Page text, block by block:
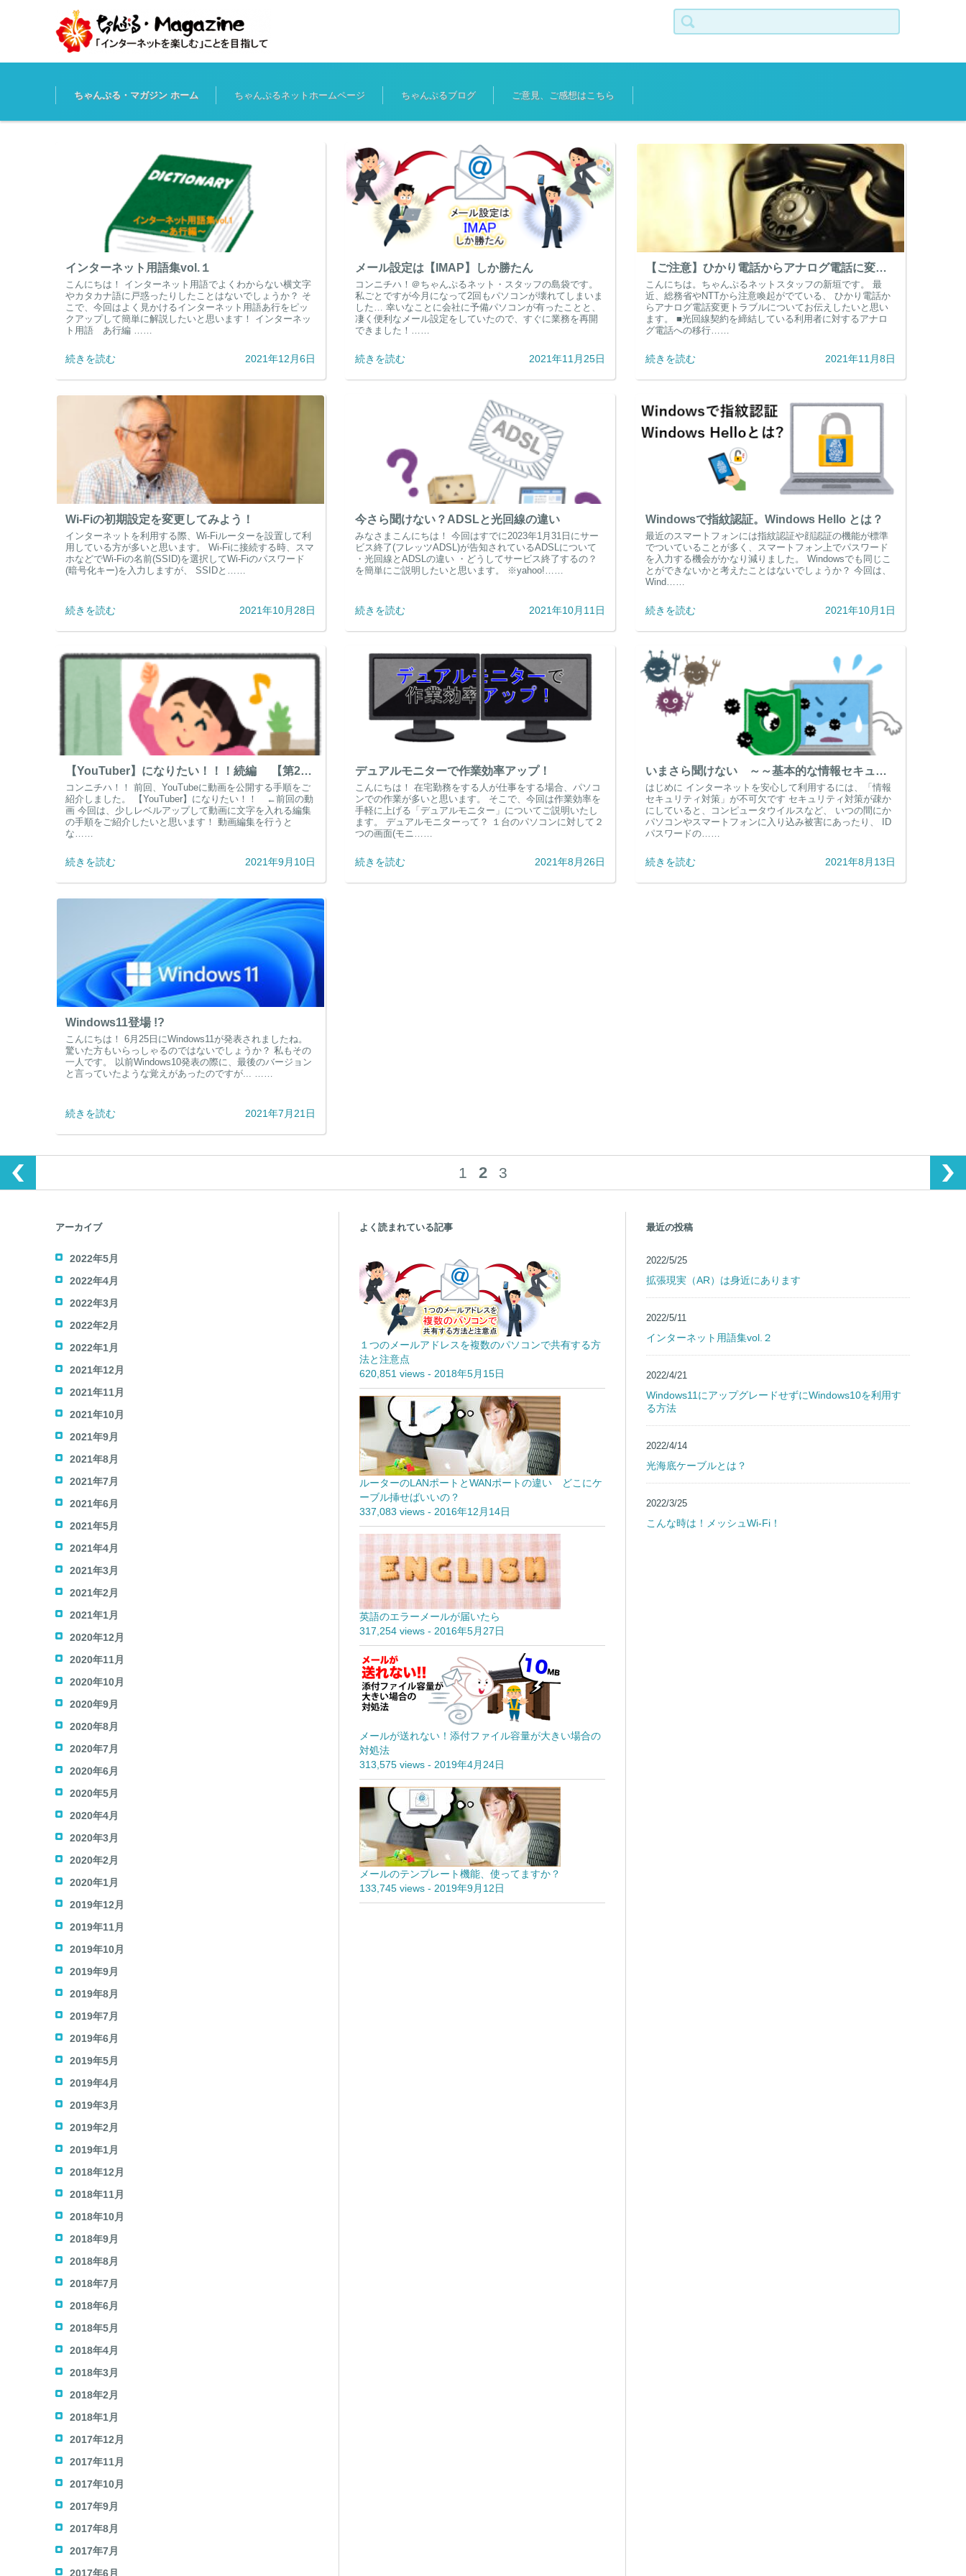
検索:
ちゃんぷる・マガジン ホーム ちゃんぷるネットホームページ ちゃんぷるブログ ご意見、ご感想はこちら
インターネット用語集vol.１
こんにちは！ インターネット用語でよくわからない横文字
やカタカナ語に戸惑ったりしたことはないでしょうか？ そ
こで、今回はよく見かけるインターネット用語あ行をピッ
クアップして簡単に解説したいと思います！ インターネッ
ト用語 あ行編 ……
続きを読む 2021年12月6日
メール設定は【IMAP】しか勝たん
コンニチハ！＠ちゃんぷるネット・スタッフの島袋です。
私ごとですが今月になって2回もパソコンが壊れてしまいま
した… 幸いなことに会社に予備パソコンが有ったことと、
凄く便利なメール設定をしていたので、すぐに業務を再開
できました！……
続きを読む 2021年11月25日
【ご注意】ひかり電話からアナログ電話に変更しませんか？
こんにちは。ちゃんぷるネットスタッフの新垣です。 最
近、総務省やNTTから注意喚起がでている、 ひかり電話か
らアナログ電話変更トラブルについてお伝えしたいと思い
ます。 ■光回線契約を締結している利用者に対するアナロ
グ電話への移行……
続きを読む 2021年11月8日
Wi-Fiの初期設定を変更してみよう！
インターネットを利用する際、Wi-Fiルーターを設置して利
用している方が多いと思います。 Wi-Fiに接続する時、スマ
ホなどでWi-Fiの名前(SSID)を選択してWi-Fiのパスワード
(暗号化キー)を入力しますが、 SSIDと……
続きを読む 2021年10月28日
今さら聞けない？ADSLと光回線の違い
みなさまこんにちは！ 今回はすでに2023年1月31日にサー
ビス終了(フレッツADSL)が告知されているADSLについて
・光回線とADSLの違い ・どうしてサービス終了するの？
を簡単にご説明したいと思います。 ※yahoo!……
続きを読む 2021年10月11日
Windowsで指紋認証。Windows Hello とは？
最近のスマートフォンには指紋認証や顔認証の機能が標準
でついていることが多く、スマートフォン上でパスワード
を入力する機会がかなり減りました。 Windowsでも同じこ
とができないかと考えたことはないでしょうか？ 今回は、
Wind……
続きを読む 2021年10月1日
【YouTuber】になりたい！！！続編 【第2弾】動画を編集してみよう～！！
コンニチハ！！ 前回、YouTubeに動画を公開する手順をご
紹介しました。 【YouTuber】になりたい！！ ←前回の動
画 今回は、少しレベルアップして動画に文字を入れる編集
の手順をご紹介したいと思います！ 動画編集を行うと
な……
続きを読む 2021年9月10日
デュアルモニターで作業効率アップ！
こんにちは！ 在宅勤務をする人が仕事をする場合、パソコ
ンでの作業が多いと思います。 そこで、今回は作業効率を
手軽に上げる「デュアルモニター」についてご説明いたし
ます。 デュアルモニターって？ １台のパソコンに対して２
つの画面(モニ……
続きを読む 2021年8月26日
いまさら聞けない ～～基本的な情報セキュリティ対策～～
はじめに インターネットを安心して利用するには、「情報
セキュリティ対策」が不可欠です セキュリティ対策が疎か
にしていると、コンピュータウイルスなど、 いつの間にか
パソコンやスマートフォンに入り込み被害にあったり、 ID
パスワードの……
続きを読む 2021年8月13日
Windows11登場 !?
こんにちは！ 6月25日にWindows11が発表されましたね。
驚いた方もいらっしゃるのではないでしょうか？ 私もその
一人です。 以前Windows10発表の際に、最後のバージョン
と言っていたような覚えがあったのですが... ……
続きを読む 2021年7月21日
1 2 3
アーカイブ
2022年5月
2022年4月
2022年3月
2022年2月
2022年1月
2021年12月
2021年11月
2021年10月
2021年9月
2021年8月
2021年7月
2021年6月
2021年5月
2021年4月
2021年3月
2021年2月
2021年1月
2020年12月
2020年11月
2020年10月
2020年9月
2020年8月
2020年7月
2020年6月
2020年5月
2020年4月
2020年3月
2020年2月
2020年1月
2019年12月
2019年11月
2019年10月
2019年9月
2019年8月
2019年7月
2019年6月
2019年5月
2019年4月
2019年3月
2019年2月
2019年1月
2018年12月
2018年11月
2018年10月
2018年9月
2018年8月
2018年7月
2018年6月
2018年5月
2018年4月
2018年3月
2018年2月
2018年1月
2017年12月
2017年11月
2017年10月
2017年9月
2017年8月
2017年7月
2017年6月
よく読まれている記事
１つのメールアドレスを複数のパソコンで共有する方
法と注意点
620,851 views- 2018年5月15日
ルーターのLANポートとWANポートの違い どこにケ
ーブル挿せばいいの？
337,083 views- 2016年12月14日
英語のエラーメールが届いたら
317,254 views- 2016年5月27日
メールが送れない！添付ファイル容量が大きい場合の
対処法
313,575 views- 2019年4月24日
メールのテンプレート機能、使ってますか？
133,745 views- 2019年9月12日
最近の投稿
2022/5/25
拡張現実（AR）は身近にあります
2022/5/11
インターネット用語集vol.２
2022/4/21
Windows11にアップグレードせずにWindows10を利用す
る方法
2022/4/14
光海底ケーブルとは？
2022/3/25
こんな時は！メッシュWi-Fi！